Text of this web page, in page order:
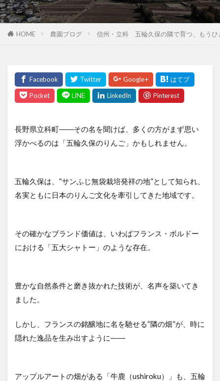
HOME 農園ブログ 信州・立科 五輪久保の隣で育つ、もう
長野県立科町――その名を聞けば、多くの方がまず思い
浮かべるのは「五輪久保のりんご」かもしれません。
五輪久保は、“サンふじ無袋栽培発祥の地”として知られ、
名実ともに日本のりんご文化を牽引してきた地域です。
その確かなブランド価値は、いわばフランス・ボルドー
における「五大シャトー」のような存在。
豊かな自然条件と磨き抜かれた技術が、名声を築いてき
ました。
しかし、フランスの銘醸地に名を馳せる“隣の畑”が、時に
隠れた逸品を生み出すように――
アップルアートの畑がある「牛鹿（ushiroku）」も、五輪